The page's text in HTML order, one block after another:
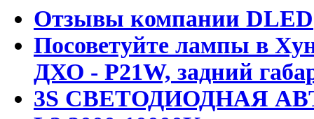
Отзывы компании DLED
Посоветуйте лампы в
ДХО - P21W, задний
3S СВЕТОДИОДНАЯ